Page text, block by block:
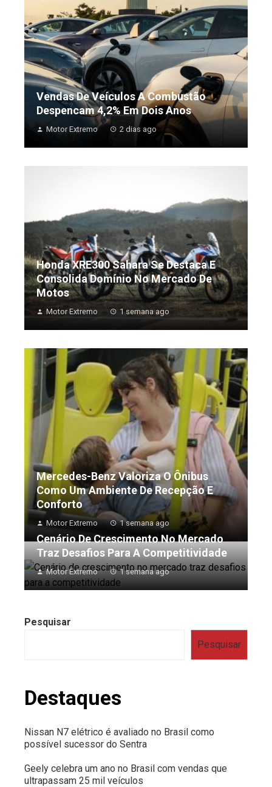
Vendas De Veículos A Combustão
Despencam 4,2% Em Dois Anos
Motor Extremo 2 dias ago
Honda XRE300 Sahara Se Destaca E
Consolida Domínio No Mercado De
Motos
Motor Extremo 1 semana ago
Mercedes-Benz Valoriza O Ônibus
Como Um Ambiente De Recepção E
Conforto
Motor Extremo 1 semana ago
Cenário De Crescimento No Mercado
Traz Desafios Para A Competitividade
Motor Extremo 1 semana ago
Pesquisar
Pesquisar
Destaques
Nissan N7 elétrico é avaliado no Brasil como
possível sucessor do Sentra
Geely celebra um ano no Brasil com vendas que
ultrapassam 25 mil veículos